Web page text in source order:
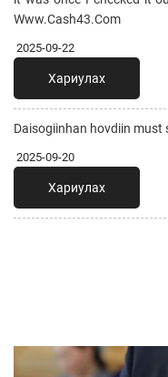
Www.Cash43.Com
2025-09-22
Хариулах
Daisogiinhan hovdiin must
2025-09-20
Хариулах